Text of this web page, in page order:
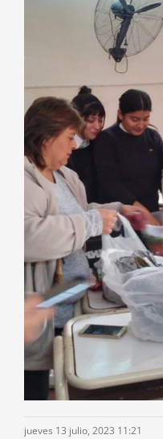
jueves 13 julio, 2023 11:21